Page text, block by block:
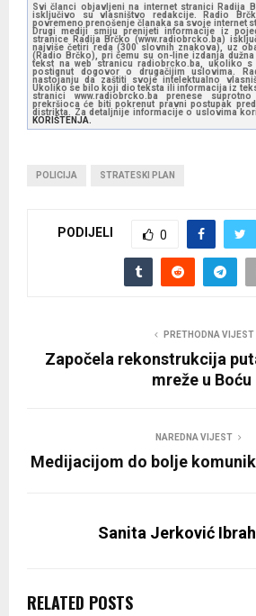
Svi članci objavljeni na internet stranici Radija
isključivo su vlasništvo redakcije. Radio
povremeno prenošenje članaka sa svoje internet
Drugi mediji smiju prenijeti informacije iz
stranice Radija Brčko (www.radiobrcko.ba)
najviše četiri reda (300 slovnih znakova), uz
(Radio Brčko), pri čemu su on-line izdanja
tekst na web stranicu radiobrcko.ba, ukoliko s
postignut dogovor o drugačijim uslovima.
nastojanju da zaštiti svoje intelektualno
Ukoliko se bilo koji dio teksta ili informacija iz
stranici www.radiobrcko.ba prenese
prekršioca će biti pokrenut pravni postupak
distrikta. Za detaljnije informacije o uslovima
KORIŠTENJA.
POLICIJA STRATESKI PLAN
PODIJELI 0
PRETHODNA VIJEST
Započela rekonstrukcija
mreže u Boću
NAREDNA VIJEST
Medijacijom do bolje
Sanita Jerković
RELATED POSTS